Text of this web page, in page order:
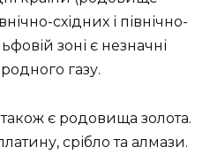
східних і північно-
зоні є незначні
газу.
є родовища золота.
срібло та алмази.